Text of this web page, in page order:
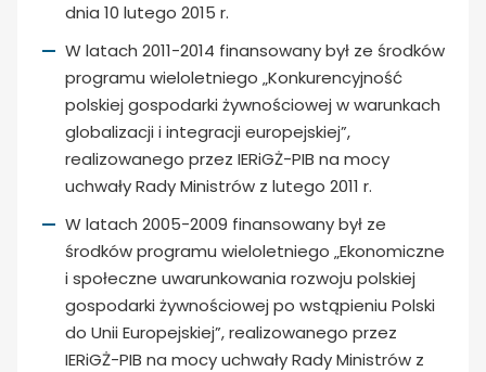
dnia 10 lutego 2015 r.
W latach 2011-2014 finansowany był ze środków
programu wieloletniego „Konkurencyjność
polskiej gospodarki żywnościowej w warunkach
globalizacji i integracji europejskiej”,
realizowanego przez IERiGŻ-PIB na mocy
uchwały Rady Ministrów z lutego 2011 r.
W latach 2005-2009 finansowany był ze
środków programu wieloletniego „Ekonomiczne
i społeczne uwarunkowania rozwoju polskiej
gospodarki żywnościowej po wstąpieniu Polski
do Unii Europejskiej”, realizowanego przez
IERiGŻ-PIB na mocy uchwały Rady Ministrów z